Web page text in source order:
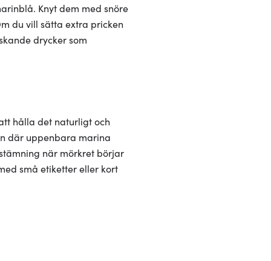
Knyt dem med snöre
du vill sätta extra pricken
drycker som
hålla det naturligt och
där uppenbara marina
när mörkret börjar
små etiketter eller kort